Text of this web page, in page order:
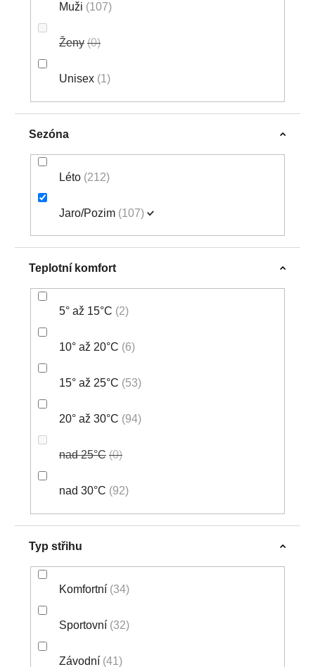
Muži 107
Ženy 0
Unisex 1
Sezóna
Léto 212
Jaro/Pozim 107
Teplotní komfort
5° až 15°C 2
10° až 20°C 6
15° až 25°C 53
20° až 30°C 94
nad 25°C 0
nad 30°C 92
Typ střihu
Komfortní 34
Sportovní 32
Závodní 41